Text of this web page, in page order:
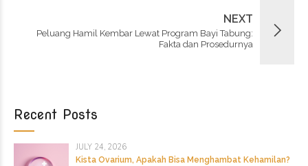
NEXT
Peluang Hamil Kembar Lewat Program Bayi Tabung:
Fakta dan Prosedurnya
Recent Posts
JULY 24, 2026
Kista Ovarium, Apakah Bisa Menghambat Kehamilan?